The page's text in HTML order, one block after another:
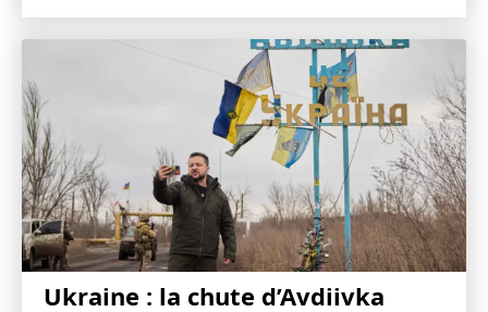
Ukraine : la chute d’Avdiivka